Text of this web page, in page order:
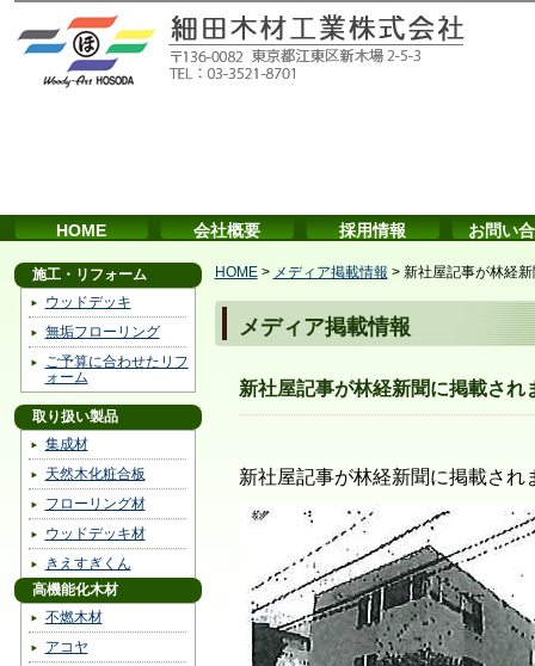
HOME 会社概要 採用情報 お問い
施工・リフォーム
ウッドデッキ
無垢フローリング
ご予算に合わせたリフ
ォーム
取り扱い製品
集成材
天然木化粧合板
フローリング材
ウッドデッキ材
きえすぎくん
高機能化木材
不燃木材
アコヤ
HOME> メディア掲載情報 > 新社屋記事が林経
メディア掲載情報
新社屋記事が林経新聞に掲載され
新社屋記事が林経新聞に掲載され